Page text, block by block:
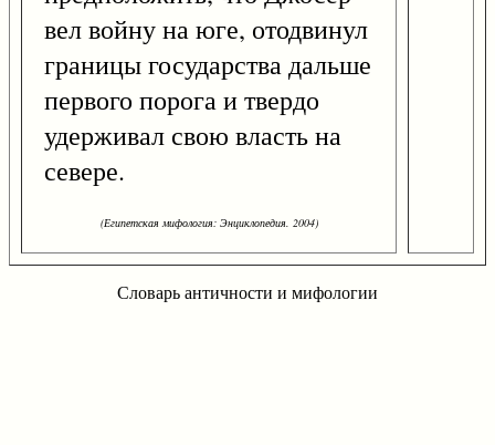
вел войну на юге, отодвинул
границы государства дальше
первого порога и твердо
удерживал свою власть на
севере.
(Египетская мифология: Энциклопедия. 2004)
Словарь античности и мифологии